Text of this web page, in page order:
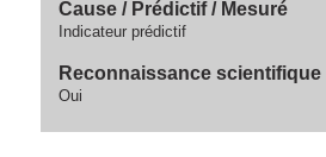
Cause / Prédictif / Mesuré
Indicateur prédictif
Reconnaissance scientifique
Oui